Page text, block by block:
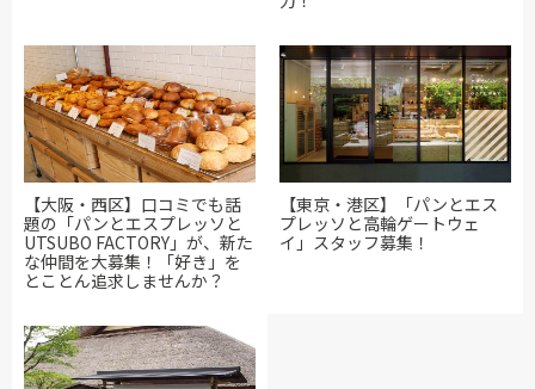
【大阪・西区】口コミでも話
題の「パンとエスプレッソと
UTSUBO FACTORY」が、新た
な仲間を大募集！「好き」を
とことん追求しませんか？
【東京・港区】「パンとエス
プレッソと高輪ゲートウェ
イ」スタッフ募集！